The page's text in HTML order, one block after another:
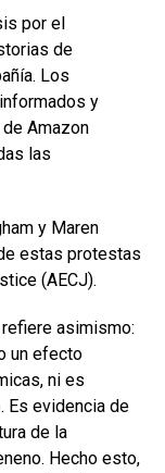
por el
de
Los
y
Amazon
las
y Maren
estas protestas
(AECJ).
asimismo:
un efecto
ni es
Es evidencia de
de la
Hecho esto,